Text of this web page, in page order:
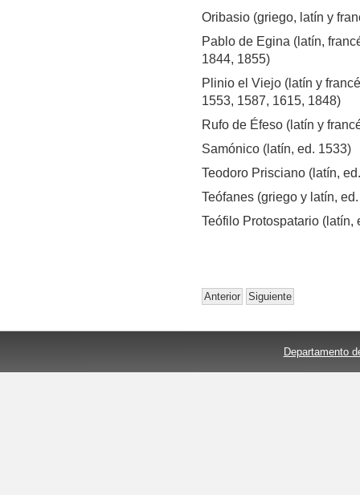
Oribasio (griego, latín y
Pablo de Egina (latín,
1844, 1855)
Plinio el Viejo (latín y
1553, 1587, 1615, 1848)
Rufo de Éfeso (latín y
Samónico (latín, ed. 1533)
Teodoro Prisciano (latín,
Teófanes (griego y latín,
Teófilo Protospatario (latín,
Anterior Siguiente
Departamento